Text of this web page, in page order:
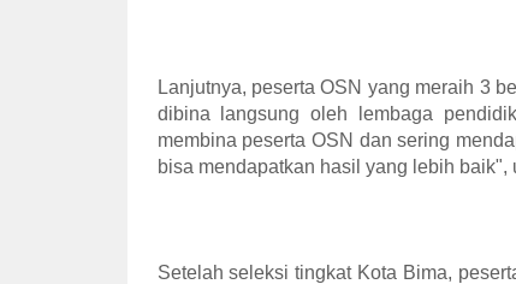
Lanjutnya, peserta OSN yang meraih 3
dibina langsung oleh lembaga
membina peserta OSN dan sering
bisa mendapatkan hasil yang lebih baik",
Setelah seleksi tingkat Kota Bima,